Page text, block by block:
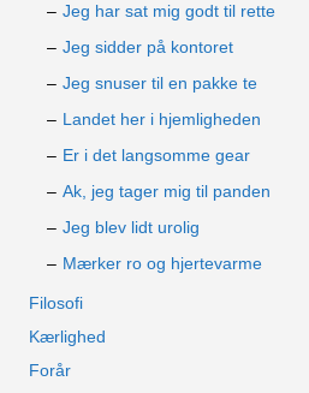
Jeg har sat mig godt til rette
Jeg sidder på kontoret
Jeg snuser til en pakke te
Landet her i hjemligheden
Er i det langsomme gear
Ak, jeg tager mig til panden
Jeg blev lidt urolig
Mærker ro og hjertevarme
Filosofi
Kærlighed
Forår